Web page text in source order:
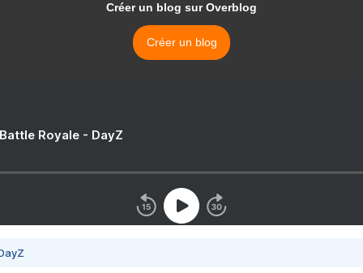
Créer un blog sur Overblog
Créer un blog
Royale - DayZ